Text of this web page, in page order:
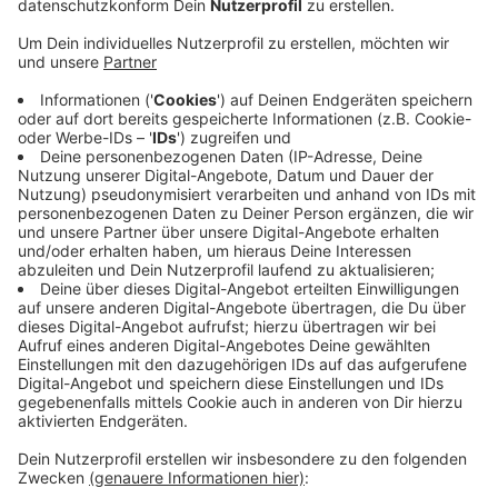
Dienstag, 16.06.2020 05:41
Immer bis nachts um halb eins werden wir diese
Woche unterschiedliche Elemente der Lichtshow am
Himmel sehen. Sie dauern jeweils mehrere Minuten.
Dabei wird der Fernsehturm zum einen beleuchtet; er
strahlt aber auch in den Himmel. Damit wirbt die
Telekom für ihr neues 5G-Netz. - Seit einer Woche hat
eine Düsseldorfer Agentur dafür ihre Technik
aufgebaut. Tests am Wochenende hatten viele an den
"Rheinkometen" erinnert. Dessen Macher haben sich im
Vorfeld eindeutig von der Werbeaktion distanziert.